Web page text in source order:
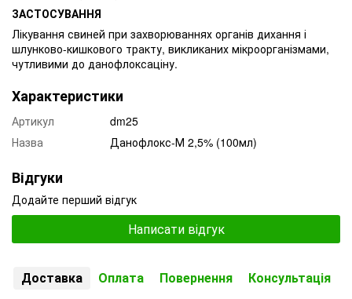
ЗАСТОСУВАННЯ
Лікування свиней при захворюваннях органів дихання і
шлунково-кишкового тракту, викликаних мікроорганізмами,
чутливими до данофлоксаціну.
Характеристики
Артикул
dm25
Назва
Данофлокс-М 2,5% (100мл)
Відгуки
Додайте перший відгук
Написати відгук
Доставка Оплата Повернення Консультація